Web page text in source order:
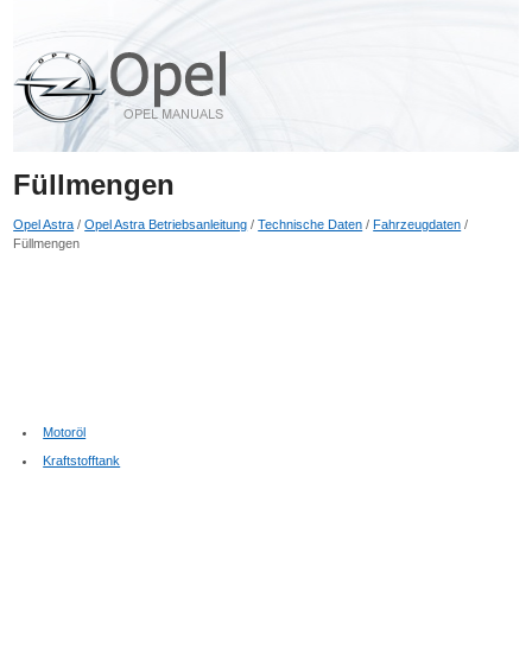
Füllmengen
Opel Astra /Opel Astra Betriebsanleitung /Technische Daten /Fahrzeugdaten /
Füllmengen
Motoröl
Kraftstofftank